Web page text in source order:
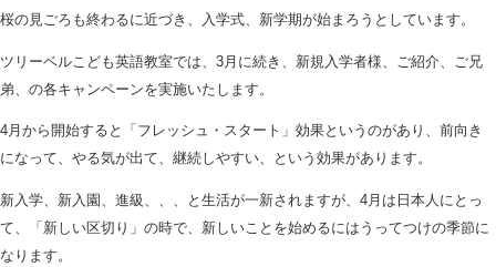
桜の見ごろも終わるに近づき、入学式、新学期が始まろうとしています。
ツリーベルこども英語教室では、3月に続き、新規入学者様、ご紹介、ご兄
弟、の各キャンペーンを実施いたします。
4月から開始すると「フレッシュ・スタート」効果というのがあり、前向き
になって、やる気が出て、継続しやすい、という効果があります。
新入学、新入園、進級、、、と生活が一新されますが、4月は日本人にとっ
て、「新しい区切り」の時で、新しいことを始めるにはうってつけの季節に
なります。